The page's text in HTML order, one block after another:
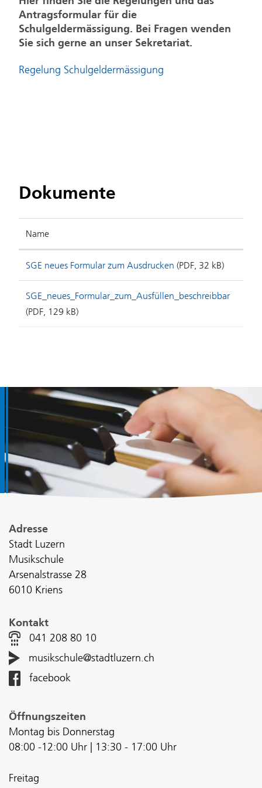
Antragsformular für die
Schulgeldermässigung. Bei Fragen wenden
Sie sich gerne an unser Sekretariat.
Regelung Schulgeldermässigung
Dokumente
Name
SGE neues Formular zum Ausdrucken (PDF, 32 kB)
SGE_neues_Formular_zum_Ausfüllen_beschreibbar
(PDF, 129 kB)
Fusszeile
Adresse
Stadt Luzern
Musikschule
Arsenalstrasse 28
6010 Kriens
Kontakt
041 208 80 10
musikschule@stadtluzern.ch
facebook
Öffnungszeiten
Montag bis Donnerstag
08:00 -12:00 Uhr | 13:30 - 17:00 Uhr
Freitag